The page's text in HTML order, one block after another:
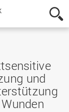
Hochschule
Osnabrück
-
Sciences
und